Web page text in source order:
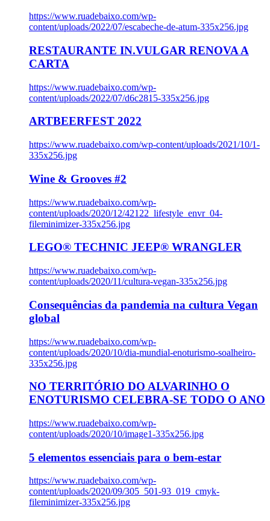
https://www.ruadebaixo.com/wp-
content/uploads/2022/07/escabeche-de-atum-335x256.jpg
RESTAURANTE IN.VULGAR RENOVA A
CARTA
https://www.ruadebaixo.com/wp-
content/uploads/2022/07/d6c2815-335x256.jpg
ARTBEERFEST 2022
https://www.ruadebaixo.com/wp-content/uploads/2021/10/1-
335x256.jpg
Wine & Grooves #2
https://www.ruadebaixo.com/wp-
content/uploads/2020/12/42122_lifestyle_envr_04-
fileminimizer-335x256.jpg
LEGO® TECHNIC JEEP® WRANGLER
https://www.ruadebaixo.com/wp-
content/uploads/2020/11/cultura-vegan-335x256.jpg
Consequências da pandemia na cultura Vegan
global
https://www.ruadebaixo.com/wp-
content/uploads/2020/10/dia-mundial-enoturismo-soalheiro-
335x256.jpg
NO TERRITÓRIO DO ALVARINHO O
ENOTURISMO CELEBRA-SE TODO O ANO
https://www.ruadebaixo.com/wp-
content/uploads/2020/10/image1-335x256.jpg
5 elementos essenciais para o bem-estar
https://www.ruadebaixo.com/wp-
content/uploads/2020/09/305_501-93_019_cmyk-
fileminimizer-335x256.jpg